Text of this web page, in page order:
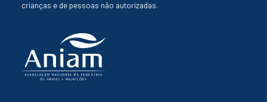
crianças e de pessoas não autorizadas.